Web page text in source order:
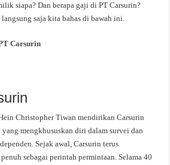
siapa? Dan berapa gaji di PT Carsurin?
saja kita bahas di bawah ini.
Carsurin
Christopher Tiwan mendirikan Carsurin
yang mengkhususkan diri dalam survei dan
Sejak awal, Carsurin terus
sebagai perintah permintaan. Selama 40